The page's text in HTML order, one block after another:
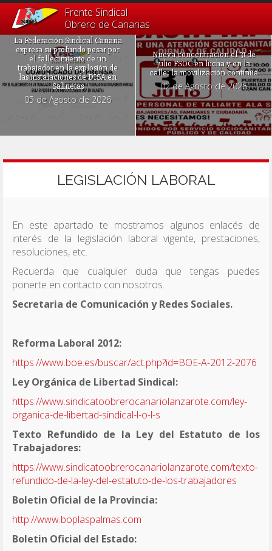
Frente Sindical
Obrero de Canarias
La Federación Sindical Canaria
expresa su profundo pesar por
el fallecimiento de un
trabajador en la explosión de
las instalaciones de DISA en
Salinetas
05 de Agosto de 2026
Nueva concentración el 31 de
julio FSOC en lucha y en la
calle: la movilización continúa
02 de Agosto de 2026
LEGISLACIÓN LABORAL
En este apartado te mostramos algunos enlacés de
interés de la legislación laboral vigente, prestaciones,
resoluciones, etc.
Recuerda que cualquier duda que tengas puedes
ponerte en contacto con nosotros.
Secretaria de Comunicación y Redes Sociales.
Reforma Laboral 2012:
https://www.boe.es/buscar/act.php?id=BOE-A-2012-2076
Ley Orgánica de Libertad Sindical:
https://www.sindicatoobrerocanariolanzarote.com/ley-
organica-de-libertad-sindical-l-o-l-s
Texto Refundido de la Ley del Estatuto de los
Trabajadores:
https://www.sindicatoobrerocanariolanzarote.com/texto-
refundido-de-la-ley-del-estatuto-de-los-trabajadores
Boletin Oficial de la Provincia:
http://www.boplaspalmas.com
Boletin Oficial del Estado: